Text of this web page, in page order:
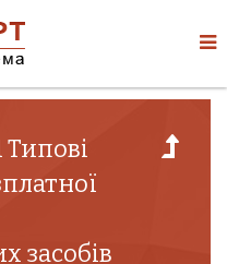
засобів